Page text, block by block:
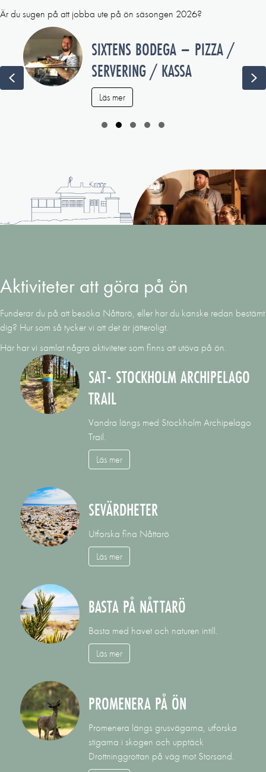
Är du sugen på att jobba ute på ön säsongen 2026?
PIZZA /
NÅTTARÖ KROG –
Läs mer
Previous
Aktiviteter att göra på ön
Funderar du på att besöka Nåttarö, eller har du kanske redan bestämt
dig? Hur som så tycker vi att det är jätteroligt.
Här har vi samlat några aktiviteter som finns att utöva på ön.
SAT- STOCKHOLM ARCHIPELAGO
TRAIL
Vandra längs med Stockholm Archipelago
Trail.
Läs mer
SEVÄRDHETER
Utforska fina Nåttarö
Läs mer
BASTA PÅ NÅTTARÖ
Basta med havet och naturen intill.
Läs mer
PROMENERA PÅ ÖN
Promenera längs grusvägarna, utforska
stigarna i skogen och upptäck
Drottninggrottan på väg mot Storsand.